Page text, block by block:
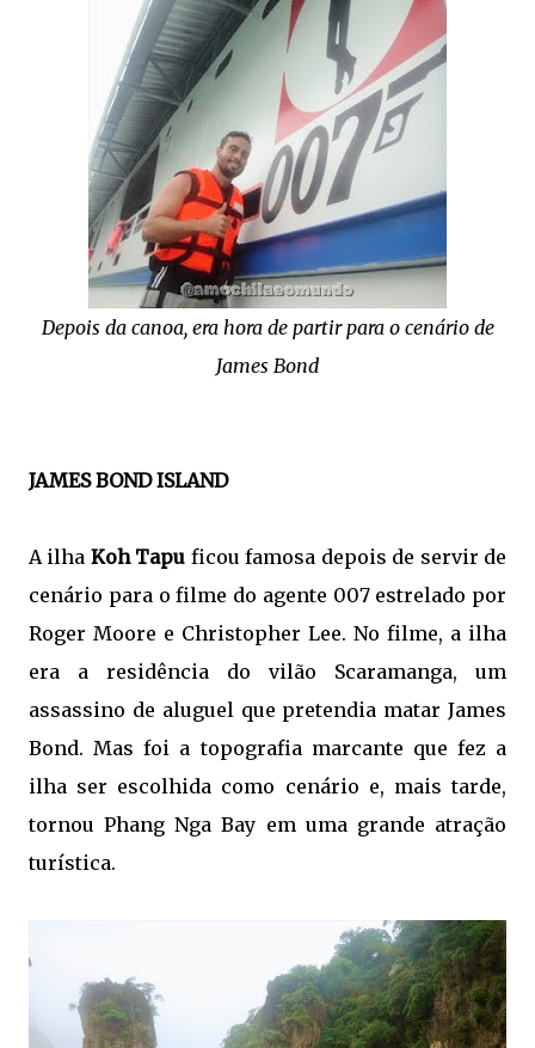
Depois da canoa, era hora de partir para o cenário de
James Bond
JAMES BOND ISLAND
A ilha Koh Tapu ficou famosa depois de servir de
cenário para o filme do agente 007 estrelado por
Roger Moore e Christopher Lee. No filme, a ilha
era a residência do vilão Scaramanga, um
assassino de aluguel que pretendia matar James
Bond. Mas foi a topografia marcante que fez a
ilha ser escolhida como cenário e, mais tarde,
tornou Phang Nga Bay em uma grande atração
turística.